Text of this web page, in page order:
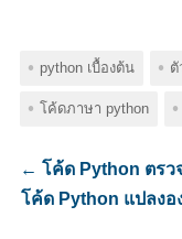
python เบื้องต้น ตั
โค้ดภาษา python
← โค้ด Python ตรว
โค้ด Python แปลงอ